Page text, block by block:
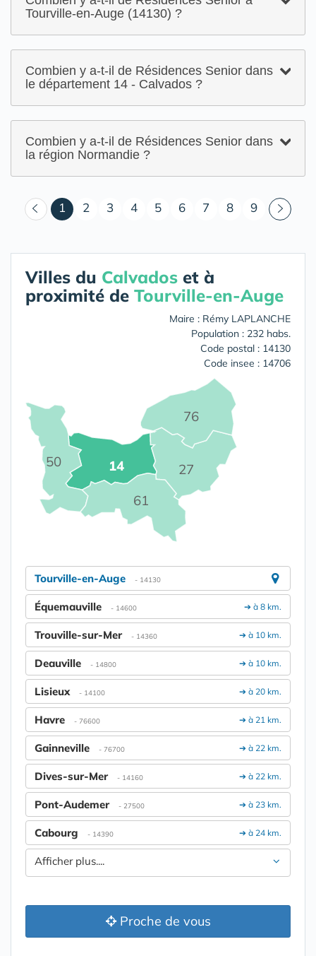
Tourville-en-Auge (14130) ?
Combien y a-t-il de Résidences Senior dans
le département 14 - Calvados ?
Combien y a-t-il de Résidences Senior dans
la région Normandie ?
1 (courant)
2 3 4 5 6 7 8 9
Villes du Calvados et à
proximité de Tourville-en-Auge
Maire : Rémy LAPLANCHE
Population : 232 habs.
Code postal : 14130
Code insee : 14706
14 27
50
61
76
Tourville-en-Auge - 14130
➔ à 8 km.
Équemauville - 14600
➔ à 10 km.
Trouville-sur-Mer - 14360
➔ à 10 km.
Deauville - 14800
➔ à 20 km.
Lisieux - 14100
➔ à 21 km.
Havre - 76600
➔ à 22 km.
Gainneville - 76700
➔ à 22 km.
Dives-sur-Mer - 14160
➔ à 23 km.
Pont-Audemer - 27500
➔ à 24 km.
Cabourg - 14390
Afficher plus....
Proche de vous